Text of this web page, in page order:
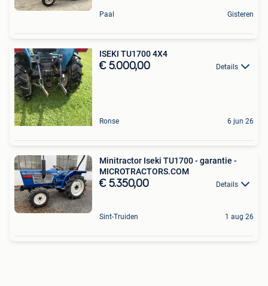
Paal Gisteren
ISEKI TU1700 4X4
€ 5.000,00 Details
Ronse 6 jun 26
Minitractor Iseki TU1700 - garantie -
MICROTRACTORS.COM
€ 5.350,00 Details
Sint-Truiden 1 aug 26